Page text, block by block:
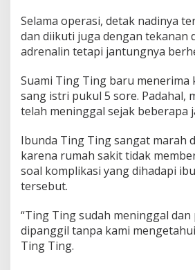
Selama operasi, detak nadinya
dan diikuti juga dengan tekanan
adrenalin tetapi jantungnya
Suami Ting Ting baru menerima
sang istri pukul 5 sore. Padahal,
telah meninggal sejak beberapa
Ibunda Ting Ting sangat marah
karena rumah sakit tidak
soal komplikasi yang dihadapi
tersebut.
“Ting Ting sudah meninggal dan
dipanggil tanpa kami
Ting Ting.